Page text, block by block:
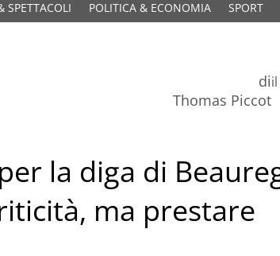
SPETTACOLI POLITICA & ECONOMIA SPORT
di
Thomas Piccot
il
la diga di
ma prestare